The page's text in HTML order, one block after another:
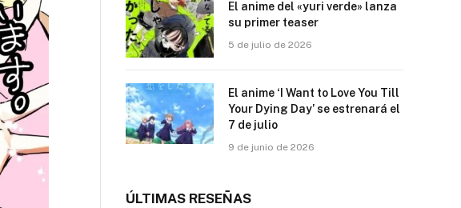
El anime del «yuri verde» lanza
su primer teaser
5 de julio de 2026
El anime ‘I Want to Love You Till
Your Dying Day’ se estrenará el
7 de julio
9 de junio de 2026
ÚLTIMAS RESEÑAS